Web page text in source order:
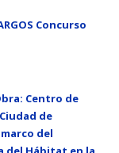
Concurso
Centro de
de
del